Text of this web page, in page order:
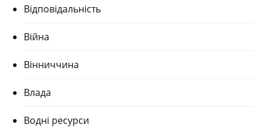
Відповідальність
Війна
Вінниччина
Влада
Водні ресурси